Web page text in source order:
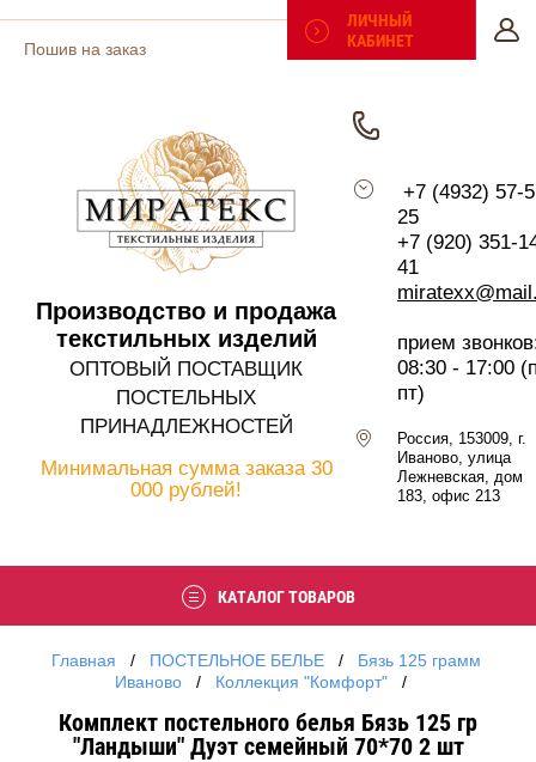
Пошив на заказ
Таблицы размеров
Отзывы
конфиденциальности
Регистрация
ЛИЧНЫЙ
КАБИНЕТ
Производство и продажа
текстильных изделий
ОПТОВЫЙ ПОСТАВЩИК
ПОСТЕЛЬНЫХ
ПРИНАДЛЕЖНОСТЕЙ
Минимальная сумма заказа30
000 рублей!
+7 (4932) 57-
25
+7 (920) 351-
41
прием
08:30 - 17:00
пт)
Россия, 153009, г.
Иваново, улица
Лежневская, дом
183, офис 213
КАТАЛОГ ТОВАРОВ
Главная
   /
ПОСТЕЛЬНОЕ БЕЛЬЕ
   /
Бязь 125 грамм
Иваново
   /
Коллекция "Комфорт"
   /
Комплект постельного белья Бязь 125 гр
"Ландыши" Дуэт семейный 70*70 2 шт